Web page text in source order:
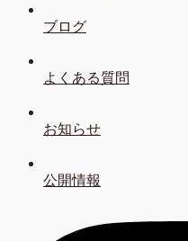
ブログ
よくある質問
お知らせ
公開情報